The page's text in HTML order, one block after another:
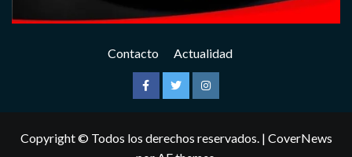
Contacto Actualidad
FacebookTwitterInstagram
Copyright © Todos los derechos reservados. | CoverNews